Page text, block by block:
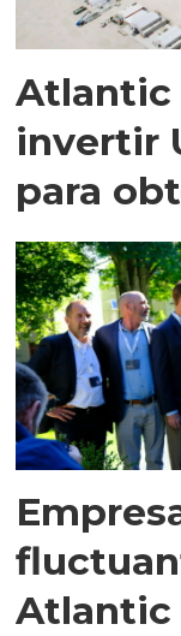
Atlantic
invertir
para
Atlantic